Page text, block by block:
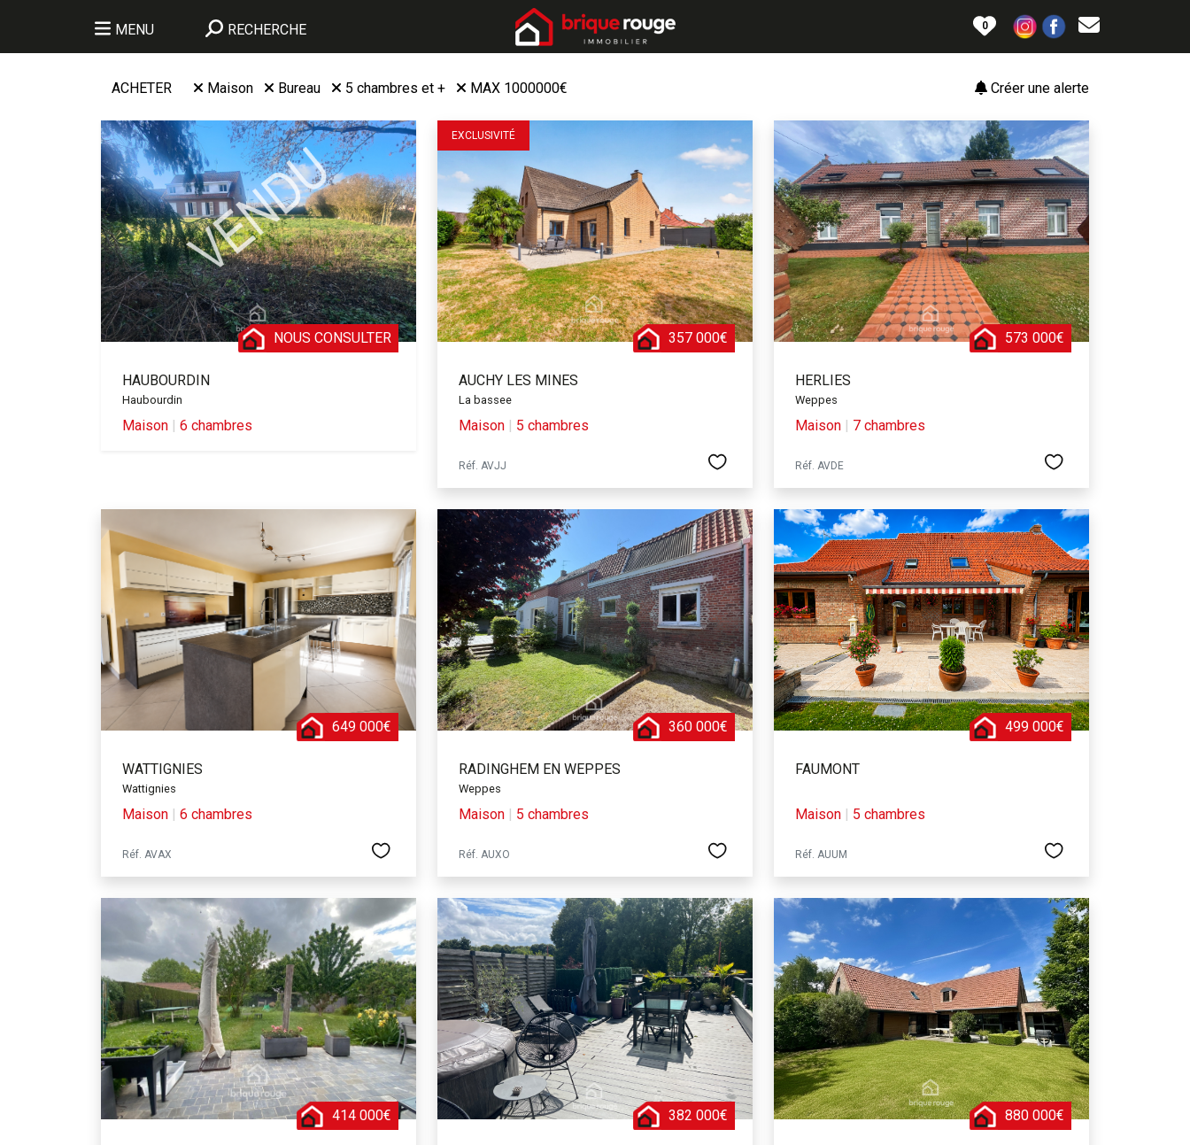
MENU RECHERCHE 0
Créer une alerte
ACHETER Maison Bureau 5 chambres et + MAX 1000000€
NOUS CONSULTER
HAUBOURDIN
Haubourdin
Maison | 6 chambres
EXCLUSIVITÉ
357 000€
AUCHY LES MINES
La bassee
Maison | 5 chambres
Réf. AVJJ
573 000€
HERLIES
Weppes
Maison | 7 chambres
Réf. AVDE
649 000€
WATTIGNIES
Wattignies
Maison | 6 chambres
Réf. AVAX
360 000€
RADINGHEM EN WEPPES
Weppes
Maison | 5 chambres
Réf. AUXO
499 000€
FAUMONT
Maison | 5 chambres
Réf. AUUM
414 000€ 382 000€ 880 000€